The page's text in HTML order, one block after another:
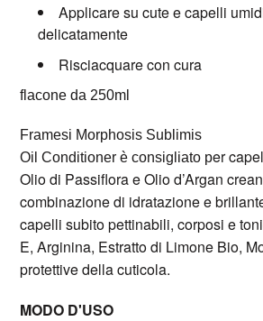
Applicare su cute e capelli
delicatamente
Risciacquare con cura
flacone da 250ml
Framesi Morphosis Sublimis
Oil Conditioner è consigliato per
Olio di Passiflora e Olio d’Argan
combinazione di idratazione e
capelli subito pettinabili, corposi e
E, Arginina, Estratto di Limone Bio,
protettive della cuticola.
MODO D'USO